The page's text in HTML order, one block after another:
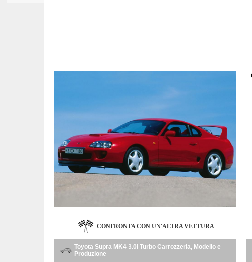
CONFRONTA CON UN'ALTRA VETTURA
Toyota Supra MK4 3.0i Turbo Carrozzeria, Modello e
Produzione